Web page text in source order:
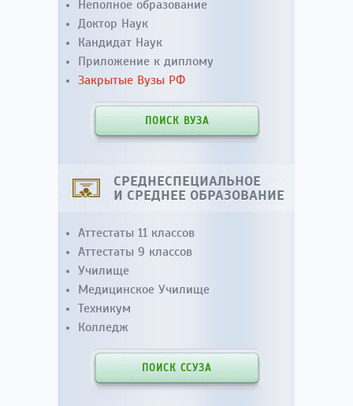
Неполное образование
Доктор Наук
Кандидат Наук
Приложение к диплому
Закрытые Вузы РФ
ПОИСК ВУЗА
СРЕДНЕСПЕЦИАЛЬНОЕ
И СРЕДНЕЕ ОБРАЗОВАНИЕ
Аттестаты 11 классов
Аттестаты 9 классов
Училище
Медицинское Училище
Техникум
Колледж
ПОИСК ССУЗА